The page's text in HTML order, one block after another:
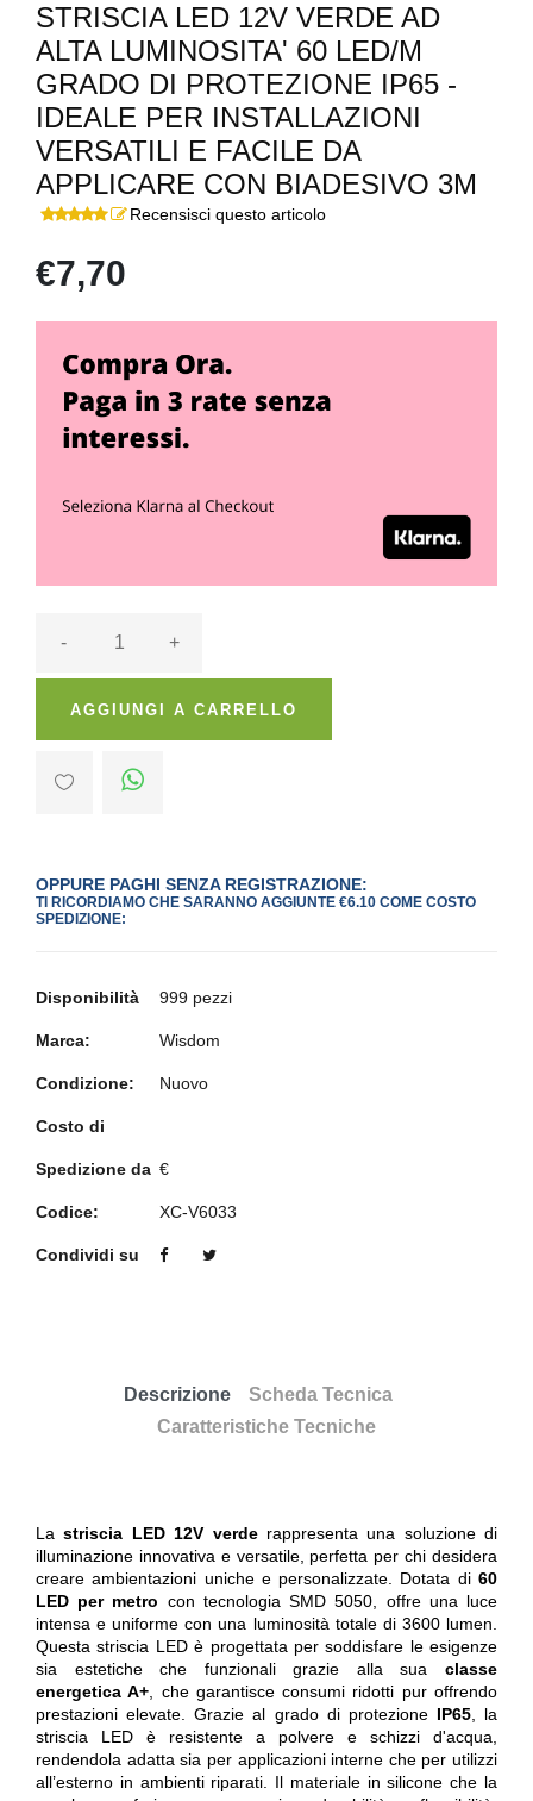
STRISCIA LED 12V VERDE AD
ALTA LUMINOSITA' 60 LED/M
GRADO DI PROTEZIONE IP65 -
IDEALE PER INSTALLAZIONI
VERSATILI E FACILE DA
APPLICARE CON BIADESIVO 3M
Recensisci questo articolo
€7,70
- +
AGGIUNGI A CARRELLO
OPPURE PAGHI SENZA REGISTRAZIONE:
TI RICORDIAMO CHE SARANNO AGGIUNTE €6.10 COME COSTO
SPEDIZIONE:
Disponibilità 999 pezzi
Marca: Wisdom
Condizione: Nuovo
Costo di
Spedizione da €
Codice: XC-V6033
Condividi su
Descrizione
Scheda Tecnica
Caratteristiche Tecniche
Lastriscia LED 12V verderappresenta una soluzione di
illuminazione innovativa e versatile, perfetta per chi desidera
creare ambientazioni uniche e personalizzate. Dotata di 60
LED per metro con tecnologia SMD 5050, offre una luce
intensa e uniforme con una luminosità totale di 3600 lumen.
Questa striscia LED è progettata per soddisfare le esigenze
sia estetiche che funzionali grazie alla sua classe
energetica A+ , che garantisce consumi ridotti pur offrendo
prestazioni elevate. Grazie al grado di protezione IP65, la
striscia LED è resistente a polvere e schizzi d'acqua,
rendendola adatta sia per applicazioni interne che per utilizzi
all’esterno in ambienti riparati. Il materiale in silicone che la